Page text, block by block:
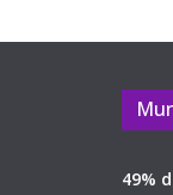
49%